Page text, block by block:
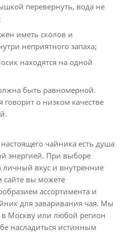
перевернуть, вода не
иметь сколов и
неприятного запаха;
находятся на одной
быть равномерной.
говорит о низком качестве
чайника есть душа
энергией. При выборе
личный вкус и внутренние
вы можете
ассортимента и
для заваривания чая. Мы
в Москву или любой регион
насладиться истинным